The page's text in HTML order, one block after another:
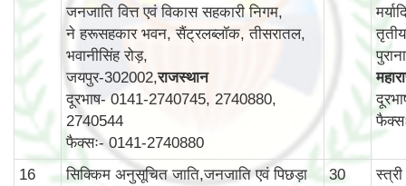
जनजाति वित्त एवं विकास सहकारी निगम,
ने हरूसहकार भवन, सैंट्रलब्लॉक, तीसरातल,
भवानीसिंह रोड़,
जयपुर-302002,राजस्थान
दूरभाष- 0141-2740745, 2740880,
2740544
फैक्सः- 0141-2740880
16
सिक्किम अनुसूचित जाति,जनजाति एवं पिछड़ा
30